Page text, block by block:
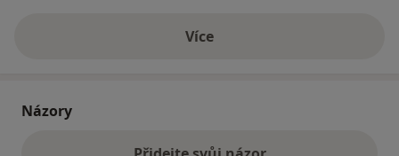
Víceo adrese
Názory